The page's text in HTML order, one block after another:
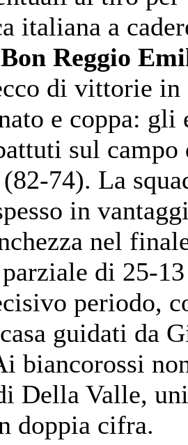
italiana a
Reggio
di vittorie in
e coppa:
sul campo
74). La
in
nel
di 25-
periodo,
guidati da
biancorossi
Della Valle,
doppia cifra.